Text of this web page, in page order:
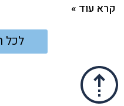
קרא עוד »
לכל